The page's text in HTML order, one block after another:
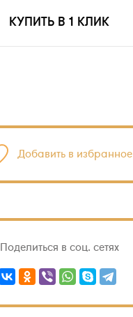
КУПИТЬ В 1 КЛИК
Добавить в избранное
Поделиться в соц. сетях